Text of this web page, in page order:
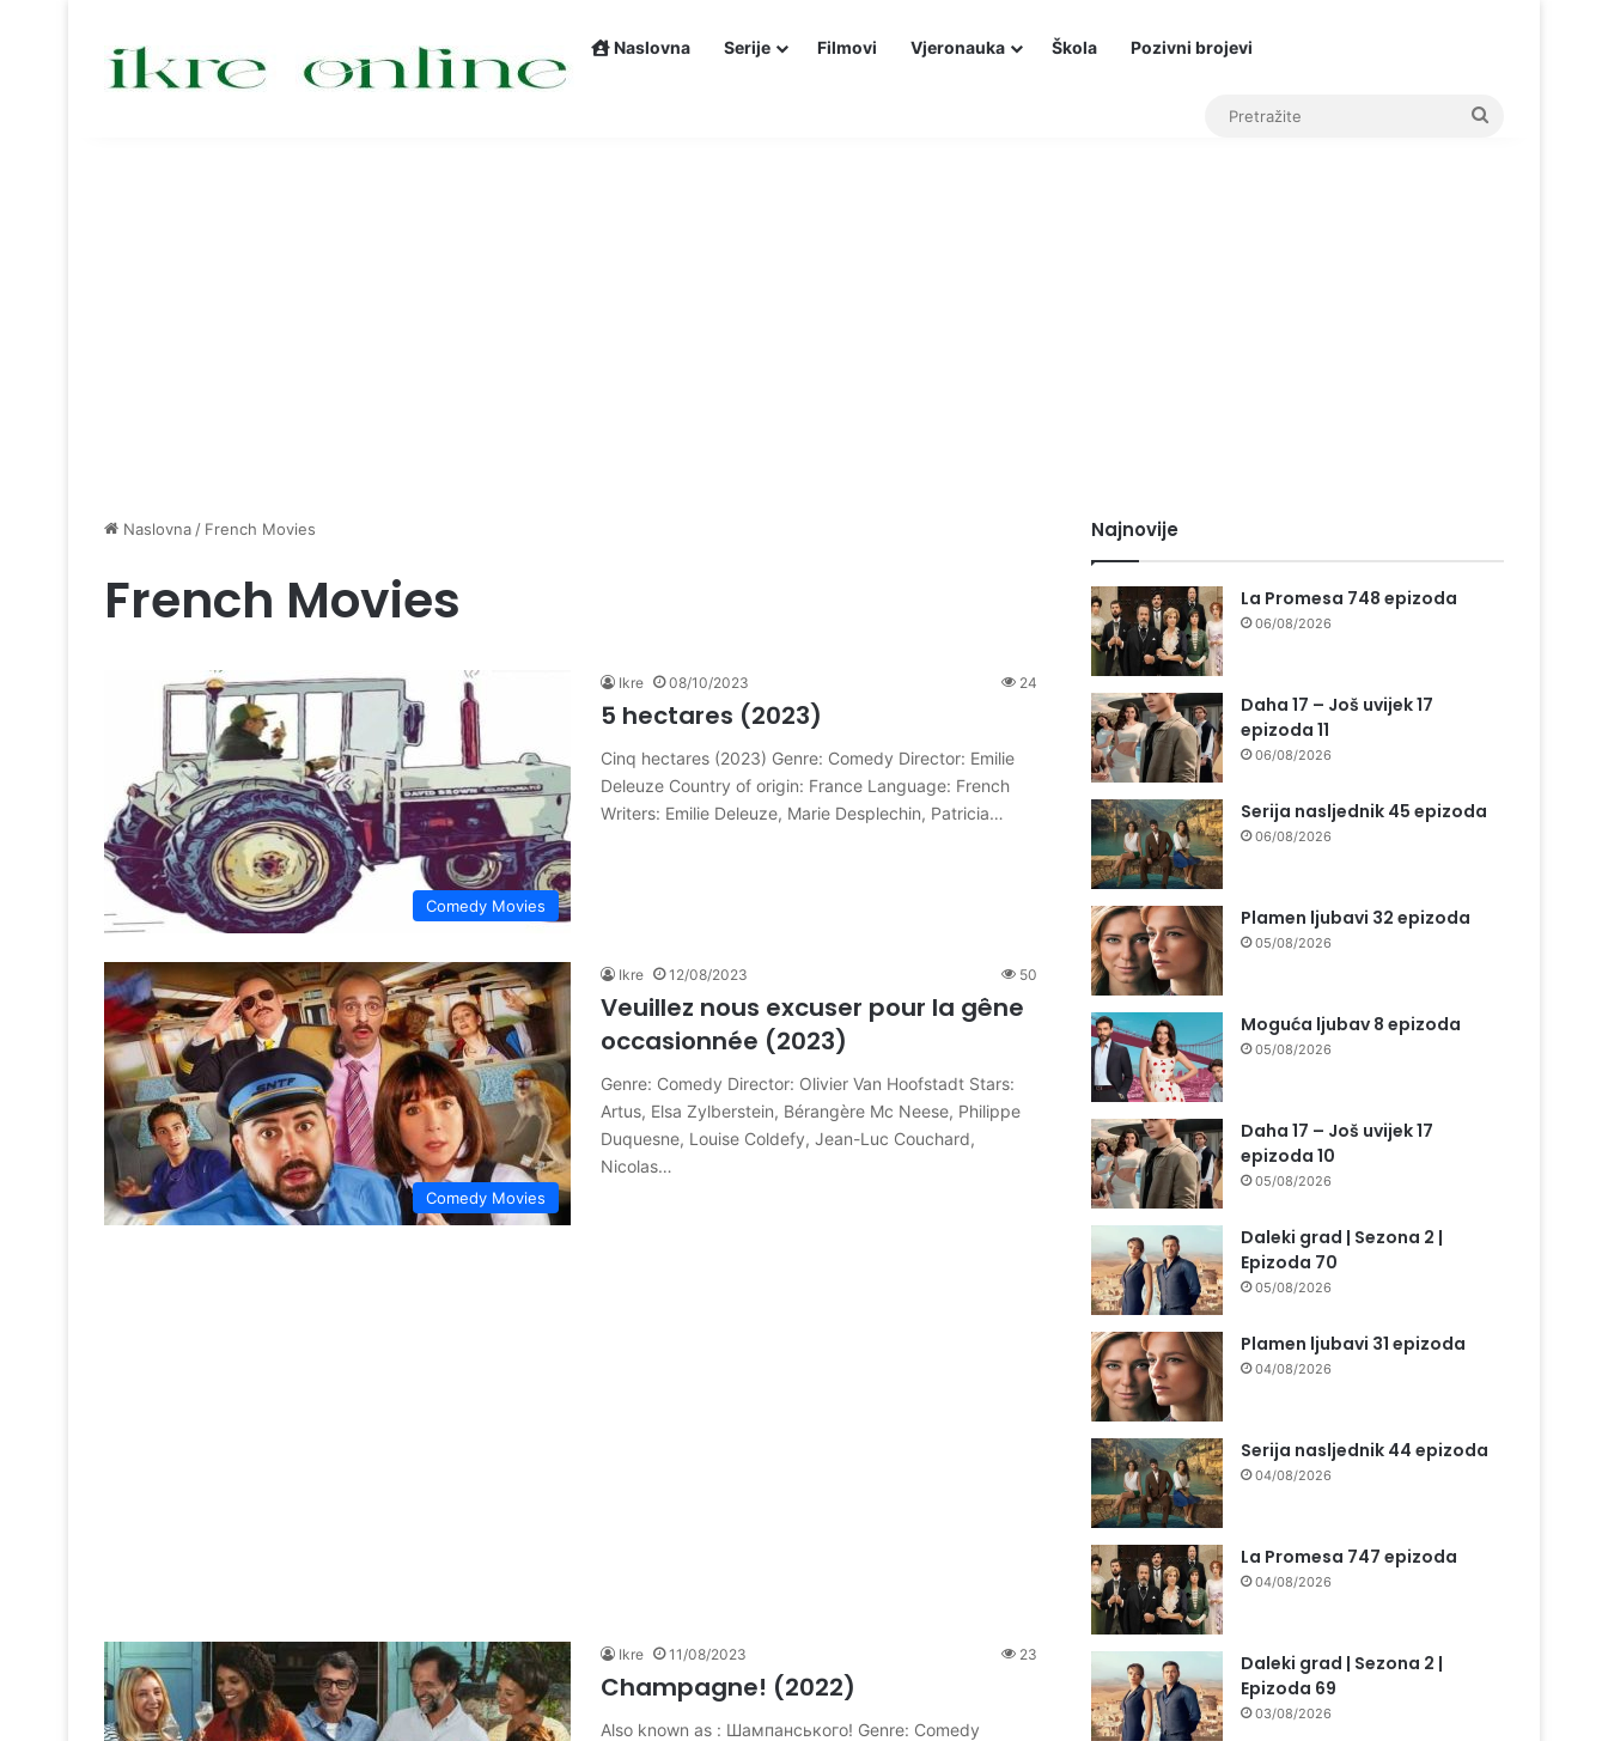
Naslovna Serije Filmovi Vjeronauka Škola Pozivni brojevi
Naslovna / French Movies
French Movies
Comedy Movies
Ikre 08/10/2023 24
5 hectares (2023)
Cinq hectares (2023) Genre: Comedy Director: Emilie
Deleuze Country of origin: France Language: French
Writers: Emilie Deleuze, Marie Desplechin, Patricia…
Comedy Movies
Ikre 12/08/2023 50
Veuillez nous excuser pour la gêne
occasionnée (2023)
Genre: Comedy Director: Olivier Van Hoofstadt Stars:
Artus, Elsa Zylberstein, Bérangère Mc Neese, Philippe
Duquesne, Louise Coldefy, Jean-Luc Couchard,
Nicolas…
Ikre 11/08/2023 23
Champagne! (2022)
Also known as : Шампанського! Genre: Comedy
Najnovije
La Promesa 748 epizoda
06/08/2026
Daha 17 – Još uvijek 17
epizoda 11
06/08/2026
Serija nasljednik 45 epizoda
06/08/2026
Plamen ljubavi 32 epizoda
05/08/2026
Moguća ljubav 8 epizoda
05/08/2026
Daha 17 – Još uvijek 17
epizoda 10
05/08/2026
Daleki grad | Sezona 2 |
Epizoda 70
05/08/2026
Plamen ljubavi 31 epizoda
04/08/2026
Serija nasljednik 44 epizoda
04/08/2026
La Promesa 747 epizoda
04/08/2026
Daleki grad | Sezona 2 |
Epizoda 69
03/08/2026